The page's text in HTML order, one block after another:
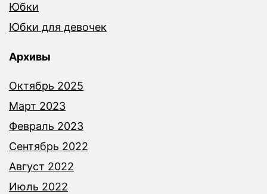
Юбки
Юбки для девочек
Архивы
Октябрь 2025
Март 2023
Февраль 2023
Сентябрь 2022
Август 2022
Июль 2022